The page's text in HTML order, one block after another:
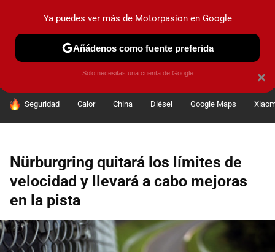
PRUEBAS COCHES ELÉCTRICOS OBSERVATORIO
HOY SE HABLA DE
Seguridad Calor China Diésel Google Maps
Nürburgring quitará los límites de
velocidad y llevará a cabo mejoras
en la pista
×
Ya puedes ver más de Motorpasion en Google
Añádenos como fuente preferida
Solo necesitas una cuenta de Google